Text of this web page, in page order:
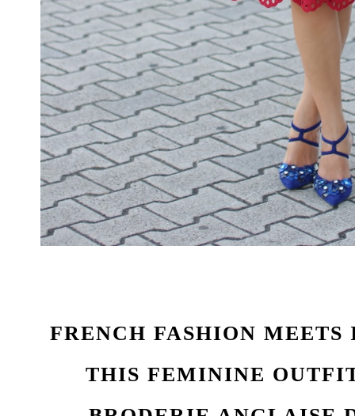
FRENCH FASHION
THIS FEMININE